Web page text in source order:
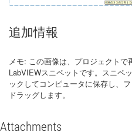
追加情報
メモ: この画像は、プロジェクト
LabVIEWスニペットです。スニペ
ックしてコンピュータに保存し、
ドラッグします。
Attachments